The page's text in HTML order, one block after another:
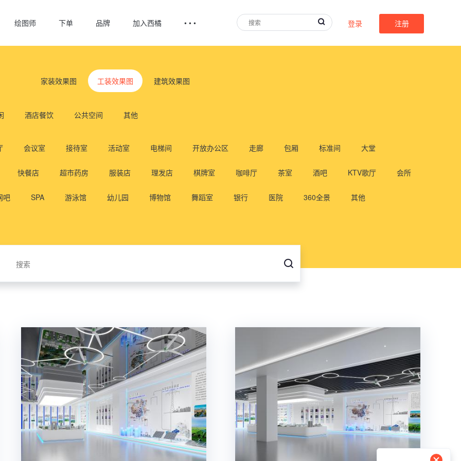
绘图师 下单 品牌 加入西橘 • • • 登录 注册
家装效果图 工装效果图 建筑效果图
酒店餐饮 公共空间 其他
会议室 接待室 活动室 电梯间 开放办公区 走廊 包厢 标准间 大堂
快餐店 超市药房 服装店 理发店 棋牌室 咖啡厅 茶室 酒吧 KTV歌厅 会所
吧 SPA 游泳馆 幼儿园 博物馆 舞蹈室 银行 医院 360全景 其他